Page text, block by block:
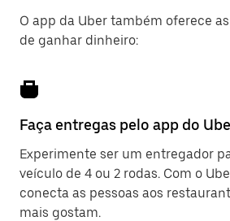
O app da Uber também oferece
de ganhar dinheiro:
Faça entregas pelo app do
Experimente ser um entregador
veículo de 4 ou 2 rodas. Com o
conecta as pessoas aos
mais gostam.